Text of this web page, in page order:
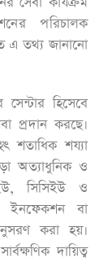
পরিচালক
এ তথ্য জানানো
হিসেবে
প্রদান করছে।
শতাধিক শয্যা
অত্যাধুনিক ও
সিসিইউ ও
ইনফেকশন বা
করা হয়।
দায়িত্ব